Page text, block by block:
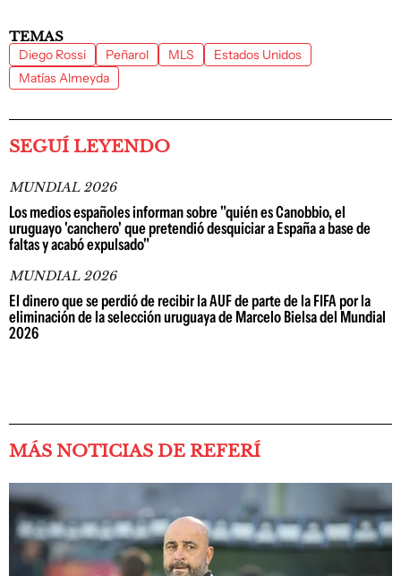
TEMAS
Diego Rossi Peñarol MLS
Estados Unidos
Matías Almeyda
SEGUÍ LEYENDO
MUNDIAL 2026
Los medios españoles informan sobre "quién es Canobbio, el
uruguayo 'canchero' que pretendió desquiciar a España a base de
faltas y acabó expulsado"
MUNDIAL 2026
El dinero que se perdió de recibir la AUF de parte de la FIFA por la
eliminación de la selección uruguaya de Marcelo Bielsa del Mundial
2026
MÁS NOTICIAS DE REFERÍ